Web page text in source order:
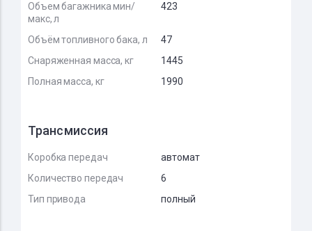
Объем багажника мин/
макс, л
423
Объём топливного бака, л
47
Снаряженная масса, кг
1445
Полная масса, кг
1990
Трансмиссия
Коробка передач
автомат
Количество передач
6
Тип привода
полный